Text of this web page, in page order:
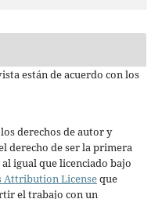
están de acuerdo con los
derechos de autor y
derecho de ser la primera
igual que licenciado bajo
Attribution Licenseque
el trabajo con un